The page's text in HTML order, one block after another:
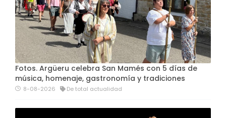
Fotos. Argüeru celebra San Mamés con 5 días de
música, homenaje, gastronomía y tradiciones
8-08-2026 De total actualidad